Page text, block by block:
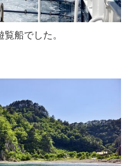
船でした。